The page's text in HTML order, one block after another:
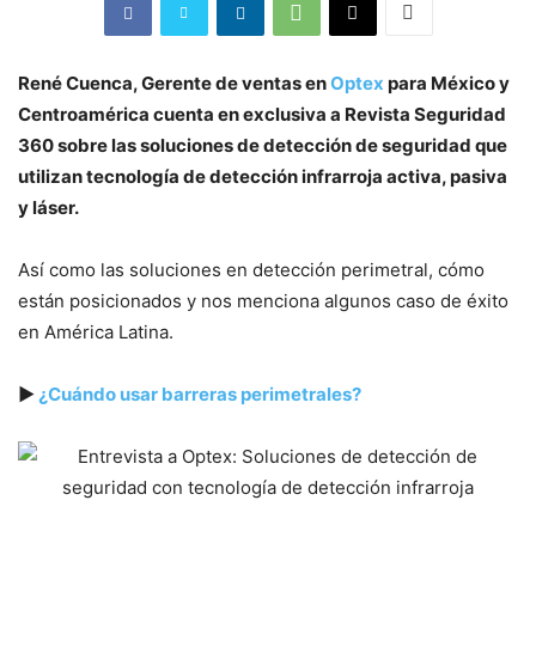
René Cuenca, Gerente de ventas enOptex para México y
Centroamérica cuenta en exclusiva a Revista Seguridad
360 sobre las soluciones de detección de seguridad que
utilizan tecnología de detección infrarroja activa, pasiva
y láser.
Así como las soluciones en detección perimetral, cómo
están posicionados y nos menciona algunos caso de éxito
en América Latina.
▶¿Cuándo usar barreras perimetrales?